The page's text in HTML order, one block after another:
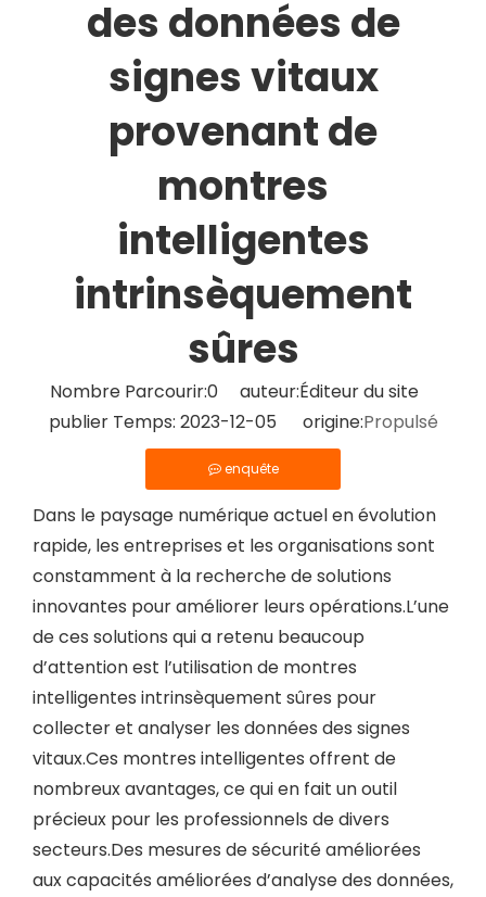
des données de
signes vitaux
provenant de
montres
intelligentes
intrinsèquement
sûres
Nombre Parcourir:0 auteur:Éditeur du site
publier Temps: 2023-12-05 origine:Propulsé
enquête
Dans le paysage numérique actuel en évolution
rapide, les entreprises et les organisations sont
constamment à la recherche de solutions
innovantes pour améliorer leurs opérations.L’une
de ces solutions qui a retenu beaucoup
d’attention est l’utilisation de montres
intelligentes intrinsèquement sûres pour
collecter et analyser les données des signes
vitaux.Ces montres intelligentes offrent de
nombreux avantages, ce qui en fait un outil
précieux pour les professionnels de divers
secteurs.Des mesures de sécurité améliorées
aux capacités améliorées d’analyse des données,